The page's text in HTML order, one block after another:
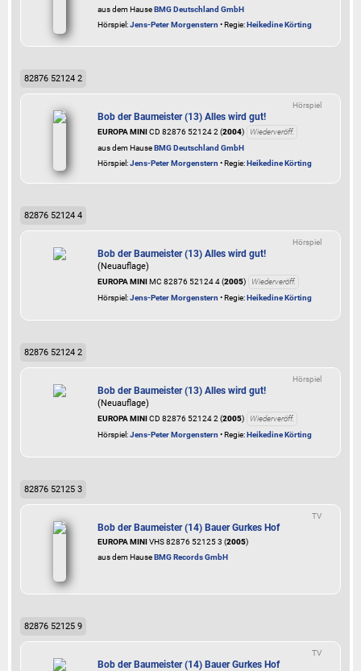
aus dem HauseBMG Deutschland GmbH
Hörspiel:Jens-Peter Morgenstern • Regie:Heikedine Körting
82876 52124 2
Hörspiel
Bob der Baumeister (13) Alles wird gut!
EUROPA MINICD 82876 52124 2 (2004)
Wiederveröff.
aus dem HauseBMG Deutschland GmbH
Hörspiel:Jens-Peter Morgenstern • Regie:Heikedine Körting
82876 52124 4
Hörspiel
Bob der Baumeister (13) Alles wird gut!
(Neuauflage)
EUROPA MINIMC 82876 52124 4 (2005)
Wiederveröff.
Hörspiel:Jens-Peter Morgenstern • Regie:Heikedine Körting
82876 52124 2
Hörspiel
Bob der Baumeister (13) Alles wird gut!
(Neuauflage)
EUROPA MINICD 82876 52124 2 (2005)
Wiederveröff.
Hörspiel:Jens-Peter Morgenstern • Regie:Heikedine Körting
82876 52125 3
TV
Bob der Baumeister (14) Bauer Gurkes Hof
EUROPA MINIVHS 82876 52125 3 (2005)
aus dem HauseBMG Records GmbH
82876 52125 9
TV
Bob der Baumeister (14) Bauer Gurkes Hof